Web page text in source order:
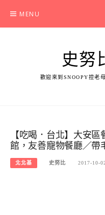
content
MENU
史努
歡迎來到SNOOPY控老
【吃喝．台北】大安
館，友善寵物餐廳／帶
北北基 史努比 2017-10-